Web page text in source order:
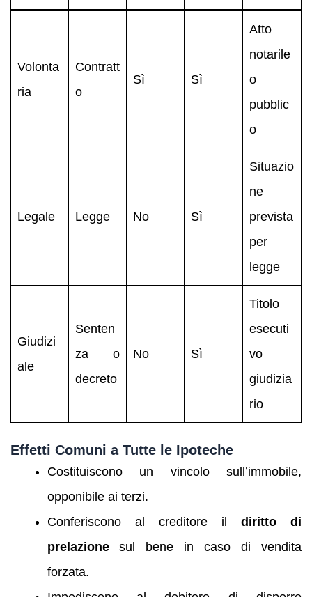
Volonta
ria
Contratt
o
Sì Sì
Atto
notarile
o
pubblic
o
Legale Legge No Sì
Situazio
ne
prevista
per
legge
Giudizi
ale
Senten
za o
decreto
No Sì
Titolo
esecuti
vo
giudizia
rio
Effetti Comuni a Tutte le Ipoteche
Costituiscono un vincolo sull’immobile,
opponibile ai terzi.
Conferiscono al creditore il diritto di
prelazionesul bene in caso di vendita
forzata.